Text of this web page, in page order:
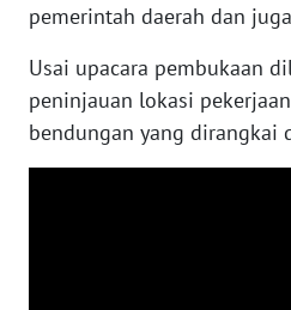
pemerintah daerah dan
Usai upacara pembukaan
peninjauan lokasi
bendungan yang dirangkai
WN
SOLO